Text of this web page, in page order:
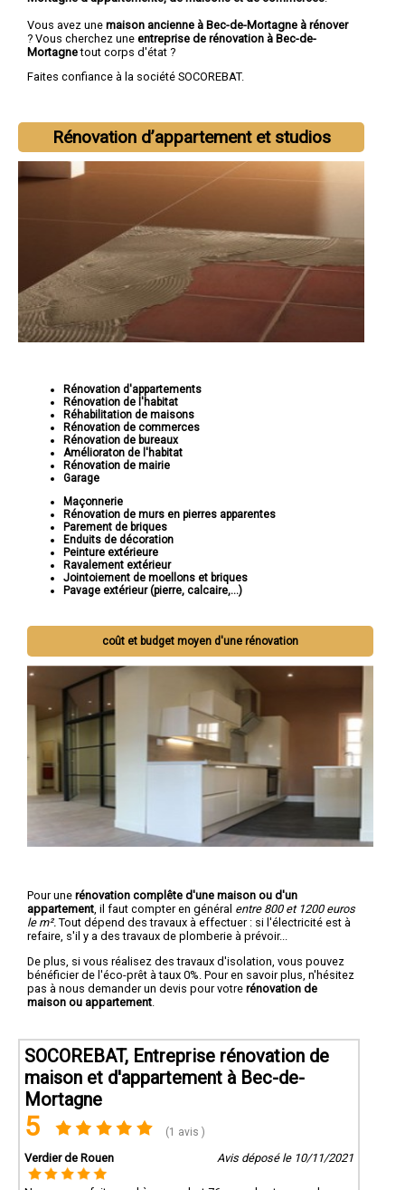
Vous avez une maison ancienne à Bec-de-Mortagne à rénover
? Vous cherchez une entreprise de rénovation à Bec-de-
Mortagnetout corps d'état ?
Faites confiance à la société SOCOREBAT.
Rénovation d’appartement et studios
Rénovation d'appartements
Rénovation de l'habitat
Réhabilitation de maisons
Rénovation de commerces
Rénovation de bureaux
Amélioraton de l'habitat
Rénovation de mairie
Garage
Maçonnerie
Rénovation de murs en pierres apparentes
Parement de briques
Enduits de décoration
Peinture extérieure
Ravalement extérieur
Jointoiement de moellons et briques
Pavage extérieur (pierre, calcaire,...)
coût et budget moyen d'une rénovation
Pour une rénovation complête d'une maison ou d'un
appartement , il faut compter en général entre 800 et 1200 euros
le m². Tout dépend des travaux à effectuer : si l'électricité est à
refaire, s'il y a des travaux de plomberie à prévoir...
De plus, si vous réalisez des travaux d'isolation, vous pouvez
bénéficier de l'éco-prêt à taux 0%. Pour en savoir plus, n'hésitez
pas à nous demander un devis pour votre rénovation de
maison ou appartement
SOCOREBAT, Entreprise rénovation de
maison et d'appartement à Bec-de-
Mortagne
5 (1 avis )
Verdier de Rouen Avis déposé le 10/11/2021